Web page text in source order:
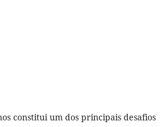
constitui um dos principais desafios